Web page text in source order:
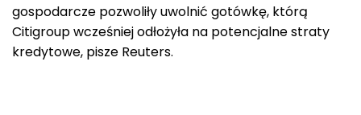
gospodarcze pozwoliły uwolnić gotówkę, którą
Citigroup wcześniej odłożyła na potencjalne straty
kredytowe, pisze Reuters.